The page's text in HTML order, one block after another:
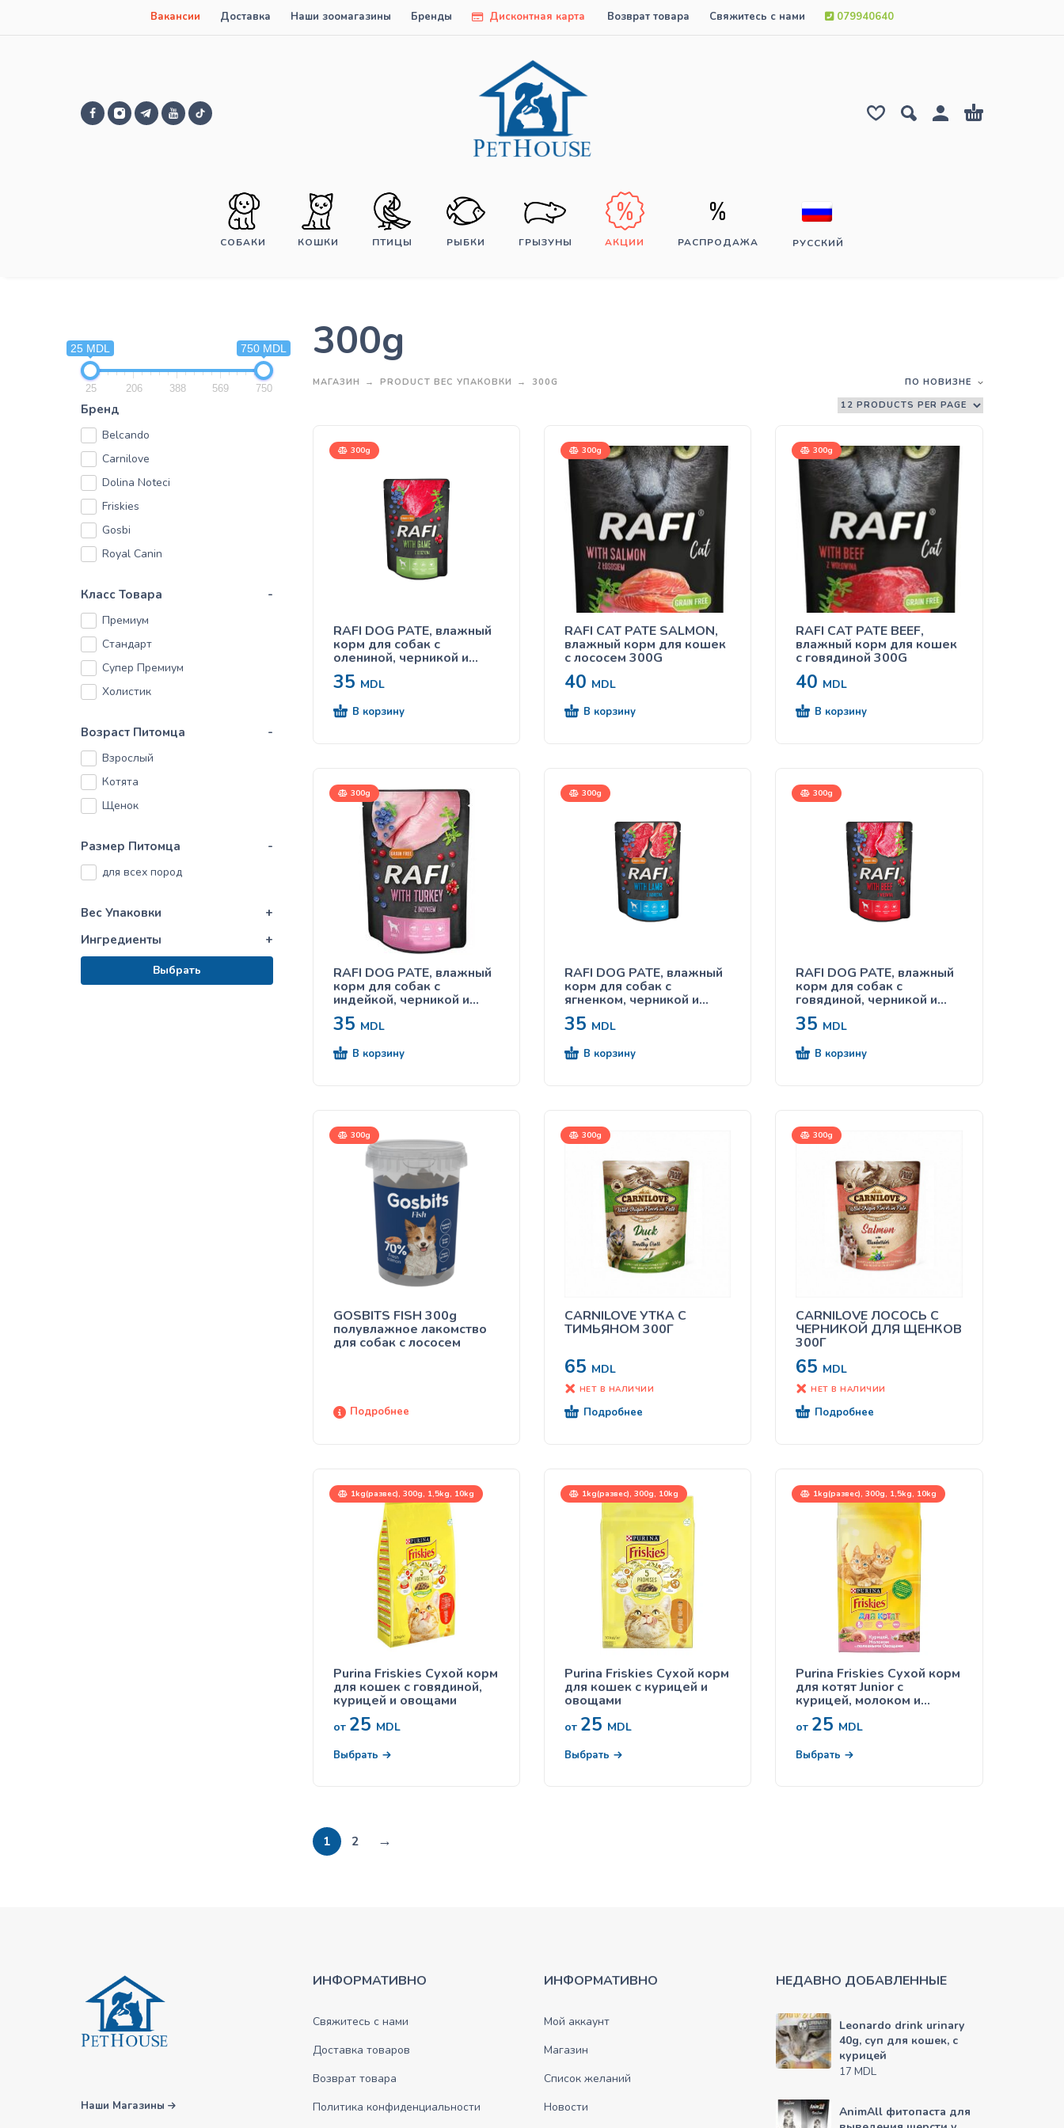
Вакансии Доставка Наши зоомагазины Бренды Дисконтная карта Возврат товара Свяжитесь с нами 079940640
СОБАКИ КОШКИ ПТИЦЫ РЫБКИ ГРЫЗУНЫ АКЦИИ РАСПРОДАЖА РУССКИЙ
25 MDL 750 MDL
25 206 388 569 750
Бренд
Belcando
Carnilove
Dolina Noteci
Friskies
Gosbi
Royal Canin
Класс Товара -
Премиум
Стандарт
Супер Премиум
Холистик
Возраст Питомца -
Взрослый
Котята
Щенок
Размер Питомца -
для всех пород
Вес Упаковки
+
Ингредиенты
+
Выбрать
300g
МАГАЗИН PRODUCT ВЕС УПАКОВКИ 300G ПО НОВИЗНЕ
300g
RAFI DOG PATE, влажный
корм для собак с
олениной, черникой и
клюквой 300g
35 MDL
В корзину
300g
RAFI CAT PATE SALMON,
влажный корм для кошек
с лососем 300G
40 MDL
В корзину
300g
RAFI CAT PATE BEEF,
влажный корм для кошек
с говядиной 300G
40 MDL
В корзину
300g
RAFI DOG PATE, влажный
корм для собак с
индейкой, черникой и
клюквой 300g
35 MDL
В корзину
300g
RAFI DOG PATE, влажный
корм для собак с
ягненком, черникой и
клюквой 300g
35 MDL
В корзину
300g
RAFI DOG PATE, влажный
корм для собак с
говядиной, черникой и
клюквой 300g
35 MDL
В корзину
300g
GOSBITS FISH 300g
полувлажное лакомство
для собак с лососем
Подробнее
300g
CARNILOVE УТКА С
ТИМЬЯНОМ 300Г
65 MDL
НЕТ В НАЛИЧИИ
Подробнее
300g
CARNILOVE ЛОСОСЬ С
ЧЕРНИКОЙ ДЛЯ ЩЕНКОВ
300Г
65 MDL
НЕТ В НАЛИЧИИ
Подробнее
1kg(развес), 300g, 1,5kg, 10kg
Purina Friskies Сухой корм
для кошек с говядиной,
курицей и овощами
от 25 MDL
Выбрать
1kg(развес), 300g, 10kg
Purina Friskies Сухой корм
для кошек с курицей и
овощами
от 25 MDL
Выбрать
1kg(развес), 300g, 1,5kg, 10kg
Purina Friskies Сухой корм
для котят Junior с
курицей, молоком и
овощами
от 25 MDL
Выбрать
1 2 →
Наши Магазины
ИНФОРМАТИВНО
Свяжитесь с нами
Доставка товаров
Возврат товара
Политика конфиденциальности
ИНФОРМАТИВНО
Мой аккаунт
Магазин
Список желаний
Новости
НЕДАВНО ДОБАВЛЕННЫЕ
Leonardo drink urinary
40g, суп для кошек, с
курицей
17 MDL
AnimAll фитопаста для